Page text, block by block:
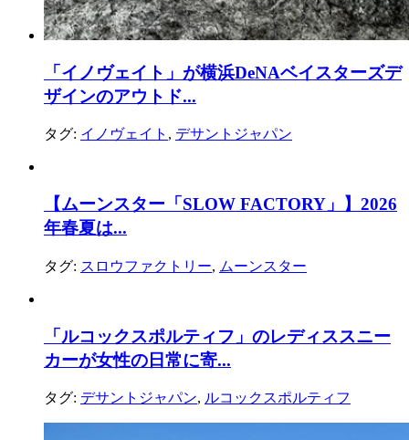
「イノヴェイト」が横浜DeNAベイスターズデ
ザインのアウトド...
タグ: イノヴェイト , デサントジャパン
【ムーンスター「SLOW FACTORY」】2026
年春夏は...
タグ: スロウファクトリー, ムーンスター
「ルコックスポルティフ」のレディススニー
カーが女性の日常に寄...
タグ: デサントジャパン, ルコックスポルティフ